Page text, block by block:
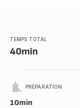
TEMPS TOTAL
40min
PRÉPARATION
10min